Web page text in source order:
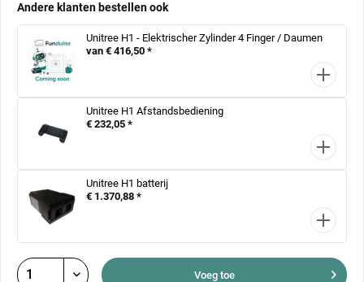
Andere klanten bestellen ook
Unitree H1 - Elektrischer Zylinder 4 Finger / Daumen
van € 416,50 *
Unitree H1 Afstandsbediening
€ 232,05 *
Unitree H1 batterij
€ 1.370,88 *
Voeg toe